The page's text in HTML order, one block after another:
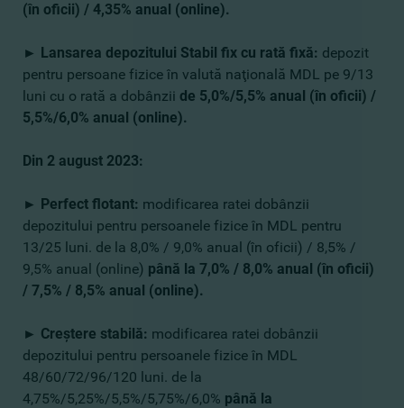
(în oficii) / 4,35% anual (online).
► Lansarea depozitului Stabil fix cu rată fixă: depozit ​​
pentru persoane fizice în valută naţională MDL pe 9/13
luni cu o rată a dobânzii de 5,0%/5,5% anual (în oficii) /
5,5%/6,0% anual (online).
Din 2 august 2023:
► Perfect flotant: modificarea ratei dobânzii
depozitului pentru persoanele fizice în MDL pentru
13/25 luni. de la 8,0% / 9,0% anual (în oficii) / 8,5% /
9,5% anual (online) până la 7,0% / 8,0% anual (în oficii)
/ 7,5% / 8,5% anual (online).
► Creştere stabilă: modificarea ratei dobânzii
depozitului pentru persoanele fizice în MDL
48/60/72/96/120 luni. de la
4,75%/5,25%/5,5%/5,75%/6,0% până la